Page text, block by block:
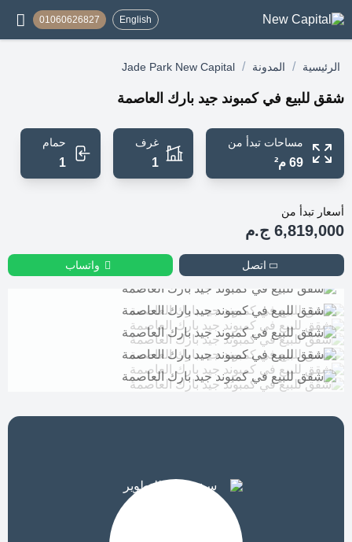
English
01060626827
الرئيسية / المدونة /
Jade Park New Capital
شقق للبيع في كمبوند جيد بارك العاصمة
مساحات تبدأ من
69 م²
غرف
1
حمام
1
أسعار تبدأ من
6,819,000 ج.م
اتصل واتساب